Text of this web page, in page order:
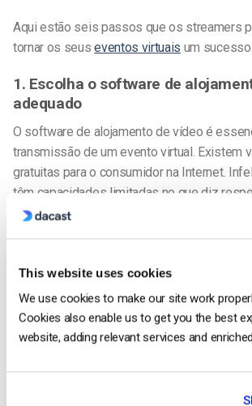
This website uses cookies
We use cookies to make our site work
Cookies also enable us to get you the best
website, adding relevant services and
Aqui estão seis passos que os streamers
tornar os seuseventos virtuais um sucesso.
1. Escolha o software de
adequado
O software de alojamento de vídeo é
transmissão de um evento virtual. Existem
gratuitas para o consumidor na Internet.
têm capacidades limitadas no que diz
monetização, etiqueta branca
Para organizar um evento virtual de alto
investir numsoftware de alojamento de vídeo
algumas características a que deve dar
os seus objectivos.
Eis algumas coisas que deve saber antes